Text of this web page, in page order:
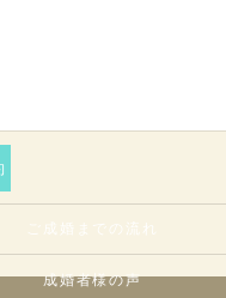
ご成婚までの流れ
成婚者様の声